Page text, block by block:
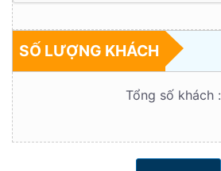
SỐ LƯỢNG KHÁCH
Tổng số khách :